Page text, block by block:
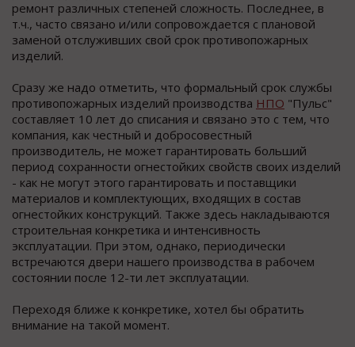
ремонт различных степеней сложность. Последнее, в
т.ч., часто связано и/или сопровождается с плановой
заменой отслуживших свой срок противопожарных
изделий.
Сразу же надо отметить, что формальный срок службы
противопожарных изделий производства НПО "Пульс"
составляет 10 лет до списания и связано это с тем, что
компания, как честный и добросовестный
производитель, не может гарантировать больший
период сохранности огнестойких свойств своих изделий
- как не могут этого гарантировать и поставщики
материалов и комплектующих, входящих в состав
огнестойких конструкций. Также здесь накладываются
строительная конкретика и интенсивность
эксплуатации. При этом, однако, периодически
встречаются двери нашего производства в рабочем
состоянии после 12-ти лет эксплуатации.
Переходя ближе к конкретике, хотел бы обратить
внимание на такой момент.